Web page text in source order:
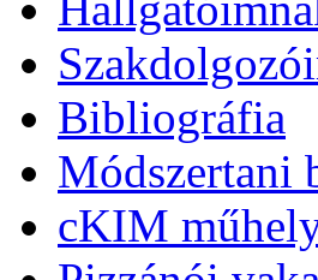
Bibliográfia
Módszertani
cKIM